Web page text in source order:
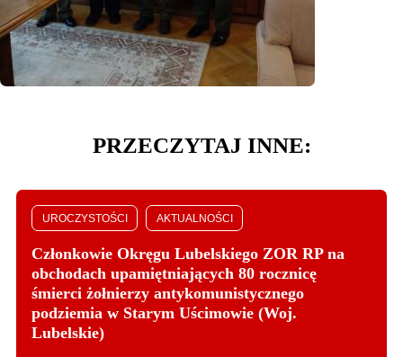
PRZECZYTAJ INNE:
UROCZYSTOŚCI AKTUALNOŚCI
Członkowie Okręgu Lubelskiego ZOR RP na
obchodach upamiętniających 80 rocznicę
śmierci żołnierzy antykomunistycznego
podziemia w Starym Uścimowie (Woj.
Lubelskie)